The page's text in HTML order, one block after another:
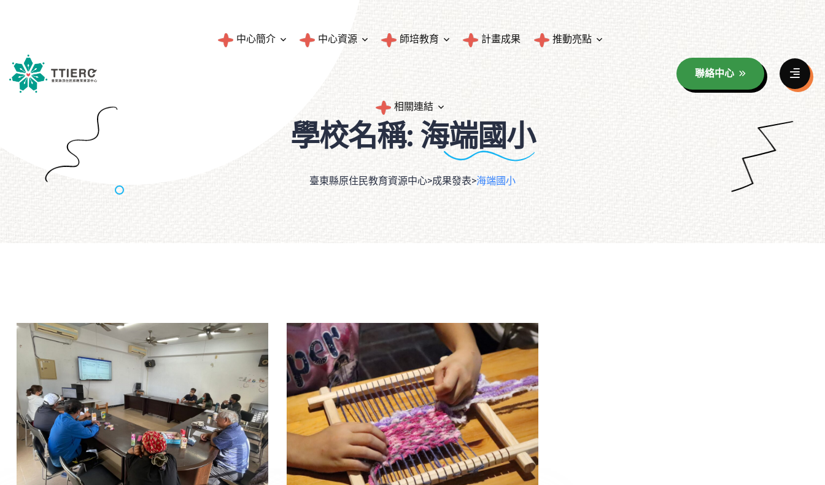
中心簡介 中心資源
文物典藏
統計資料
師培教育
師資培育與統計
民族教育輔導團成果
計畫成果 推動亮點
相關連結
聯絡中心
學校名稱: 海端國小
臺東縣原住民教育資源中心>成果發表>海端國小